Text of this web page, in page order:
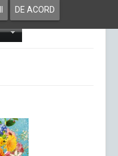
DE ACORD